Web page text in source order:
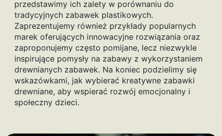
przedstawimy ich zalety w porównaniu do
tradycyjnych zabawek plastikowych.
Zaprezentujemy również przykłady popularnych
marek oferujących innowacyjne rozwiązania oraz
zaproponujemy często pomijane, lecz niezwykle
inspirujące pomysły na zabawy z wykorzystaniem
drewnianych zabawek. Na koniec podzielimy się
wskazówkami, jak wybierać kreatywne zabawki
drewniane, aby wspierać rozwój emocjonalny i
społeczny dzieci.